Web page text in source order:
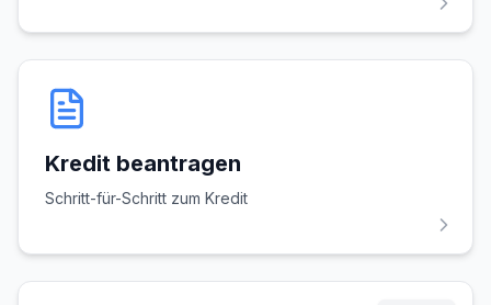
Kredit beantragen
Schritt-für-Schritt zum Kredit